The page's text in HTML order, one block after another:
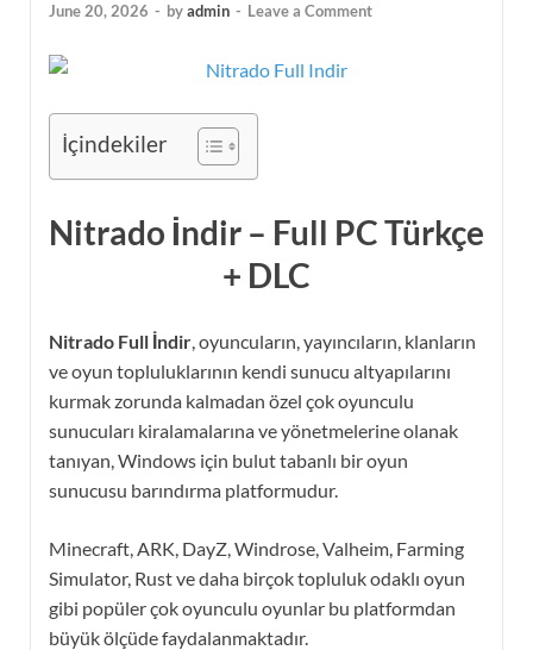
June 20, 2026 - byadmin - Leave a Comment
İçindekiler
Nitrado İndir – Full PC Türkçe
+ DLC
Nitrado Full İndir , oyuncuların, yayıncıların, klanların
ve oyun topluluklarının kendi sunucu altyapılarını
kurmak zorunda kalmadan özel çok oyunculu
sunucuları kiralamalarına ve yönetmelerine olanak
tanıyan, Windows için bulut tabanlı bir oyun
sunucusu barındırma platformudur.
Minecraft, ARK, DayZ, Windrose, Valheim, Farming
Simulator, Rust ve daha birçok topluluk odaklı oyun
gibi popüler çok oyunculu oyunlar bu platformdan
büyük ölçüde faydalanmaktadır.